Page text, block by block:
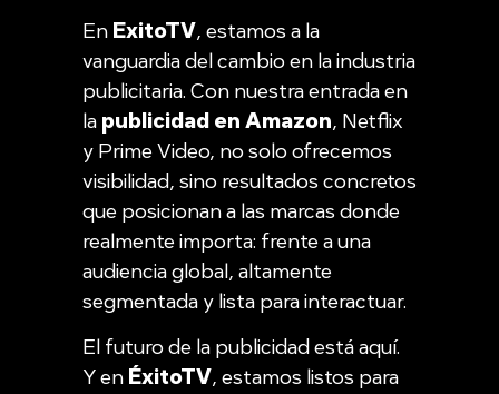
En ExitoTV, estamos a la
vanguardia del cambio en la industria
publicitaria. Con nuestra entrada en
la publicidad en Amazon, Netflix
y Prime Video, no solo ofrecemos
visibilidad, sino resultados concretos
que posicionan a las marcas donde
realmente importa: frente a una
audiencia global, altamente
segmentada y lista para interactuar.
El futuro de la publicidad está aquí.
Y en ÉxitoTV, estamos listos para